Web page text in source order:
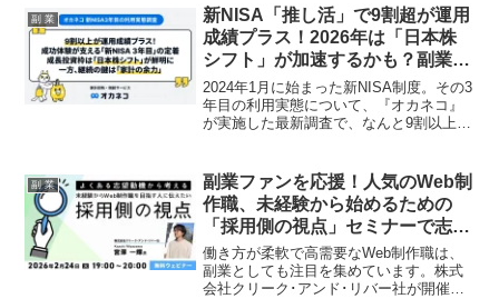
を大募集。あなたのスキルで国際都市神
戸の魅力を発信し、地域活性化に貢献す
る、またとないチャンスです！
副 業
新NISA「推し活」で9割超が運用
成績プラス！2026年は「日本株
シフト」が加速するかも？副業フ
ァン必見の最新調査！
2024年1月に始まった新NISA制度。その3
年目の利用実態について、『オカネコ』
が実施した最新調査で、なんと9割以上の
「推し活」を支え、2026年の成長投資枠
では「日本株シフト」が鮮明に。一方
で、投資資金の捻出や制度理解が継続の
鍵となる実態も浮き彫りに。副業を頑張
る皆さんの資産形成を応援する、見逃せ
ない調査結果をお届けします！
副 業
副業ファンを応援！人気のWeb制
作職、未経験から始めるための
「採用側の視点」セミナーで志望
動機を深掘り！
働き方が柔軟で高需要なWeb制作職は、
副業としても注目を集めています。株式
会社クリーク･アンド･リバー社が開催す